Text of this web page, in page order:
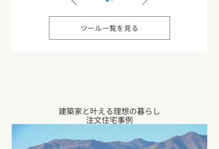
ツール一覧を見る
建築家と叶える理想の暮らし
注文住宅事例